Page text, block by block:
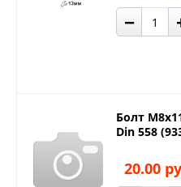
−
Болт
Din 558
20.00